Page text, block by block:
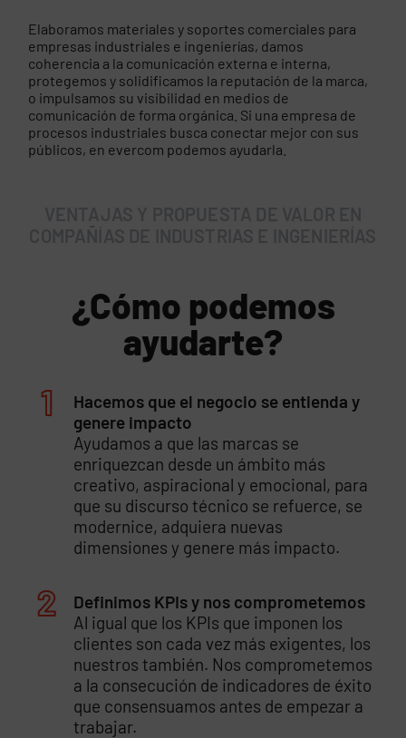
Elaboramos materiales y soportes comerciales para
empresas industriales e ingenierías, damos
coherencia a la comunicación externa e interna,
protegemos y solidificamos la reputación de la marca,
o impulsamos su visibilidad en medios de
comunicación de forma orgánica. Si una empresa de
procesos industriales busca conectar mejor con sus
públicos, en evercom podemos ayudarla.
¿Cómo podemos
ayudarte?
Hacemos que el negocio se entienda y
genere impacto
Ayudamos a que las marcas se
enriquezcan desde un ámbito más
creativo, aspiracional y emocional, para
que su discurso técnico se refuerce, se
modernice, adquiera nuevas
dimensiones y genere más impacto.
Definimos KPIs y nos comprometemos
Al igual que los KPIs que imponen los
clientes son cada vez más exigentes, los
nuestros también. Nos comprometemos
a la consecución de indicadores de éxito
que consensuamos antes de empezar a
trabajar.